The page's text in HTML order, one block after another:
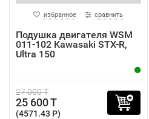
избранное сравнить
Подушка двигателя WSM
011-102 Kawasaki STX-R,
Ultra 150
27 000 T
25 600 T
(4571.43 P)